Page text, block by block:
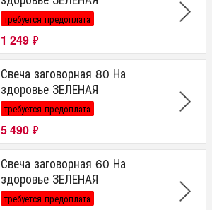
требуется предоплата
1 249 ₽
Свеча заговорная 80 На
здоровье ЗЕЛЕНАЯ
требуется предоплата
5 490 ₽
Свеча заговорная 60 На
здоровье ЗЕЛЕНАЯ
требуется предоплата